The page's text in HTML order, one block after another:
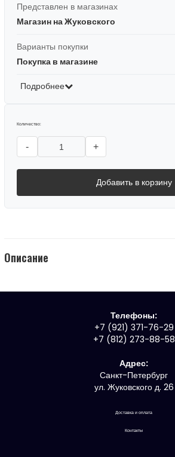
Представлен в магазинах
Магазин на Жуковского
Варианты покупки
Покупка в магазине
Подробнее
Количество:
- +
Добавить в корзину
Описание
Телефоны:
+7 (921) 371-76-29
+7 (812) 273-88-58
Адрес:
Санкт-Петербург
ул. Жуковского д. 26
Доставка и оплата
Контакты